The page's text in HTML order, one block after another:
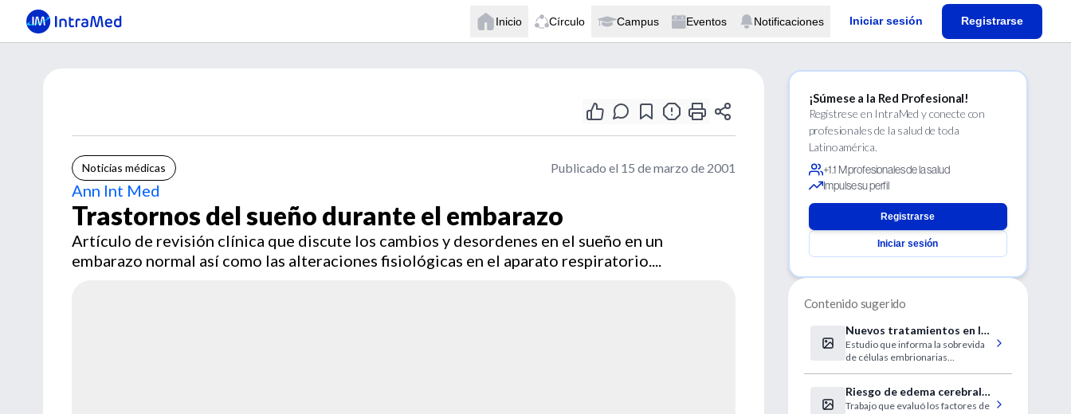
Inicio Círculo Campus Eventos Notificaciones Iniciar sesión Registrarse
Noticias médicas Publicado el 15 de marzo de 2001
Ann Int Med
Trastornos del sueño durante el embarazo
Artículo de revisión clínica que discute los cambios y desordenes en el sueño en un
embarazo normal así como las alteraciones fisiológicas en el aparato respiratorio....
¡Súmese a la Red Profesional!
Regístrese en IntraMed y conecte con
profesionales de la salud de toda
Latinoamérica.
+1.1 M profesionales de la salud
Impulse su perfil
Registrarse
Iniciar sesión
Contenido sugerido
Nuevos tratamientos en la
enfermedad de Parkinson
Estudio que informa la sobrevida
de células embrionarias
severa enfermedad de
Parkinson....
Riesgo de edema cerebral
en cetoacidosis diabética
Trabajo que evaluó los factores de